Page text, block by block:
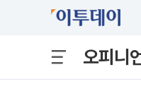
오피니